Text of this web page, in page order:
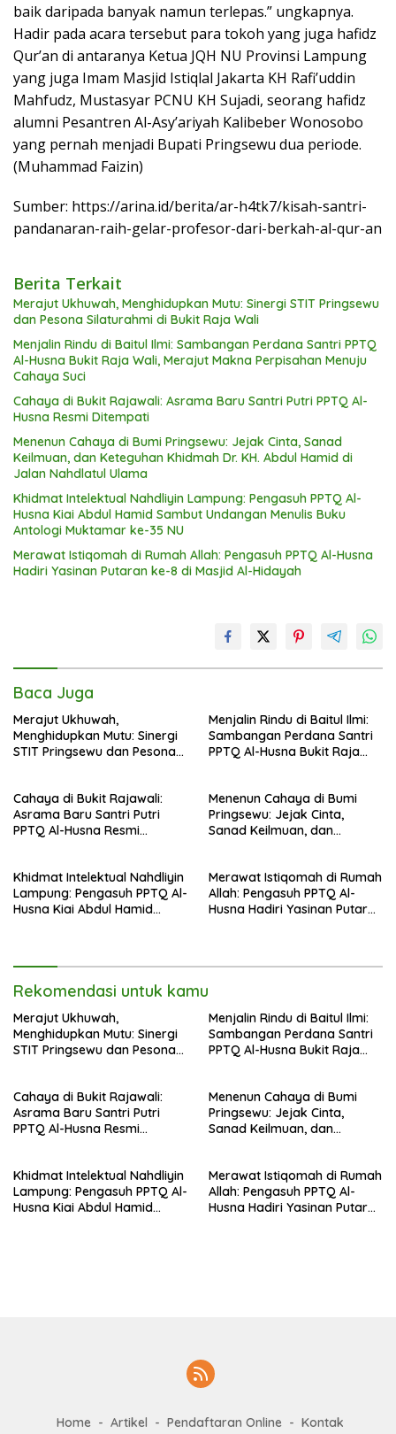
baik daripada banyak namun terlepas.” ungkapnya.
Hadir pada acara tersebut para tokoh yang juga hafidz
Qur’an di antaranya Ketua JQH NU Provinsi Lampung
yang juga Imam Masjid Istiqlal Jakarta KH Rafi’uddin
Mahfudz, Mustasyar PCNU KH Sujadi, seorang hafidz
alumni Pesantren Al-Asy’ariyah Kalibeber Wonosobo
yang pernah menjadi Bupati Pringsewu dua periode.
(Muhammad Faizin)
Sumber: https://arina.id/berita/ar-h4tk7/kisah-santri-
pandanaran-raih-gelar-profesor-dari-berkah-al-qur-an
Berita Terkait
Merajut Ukhuwah, Menghidupkan Mutu: Sinergi STIT Pringsewu
dan Pesona Silaturahmi di Bukit Raja Wali
Menjalin Rindu di Baitul Ilmi: Sambangan Perdana Santri PPTQ
Al-Husna Bukit Raja Wali, Merajut Makna Perpisahan Menuju
Cahaya Suci
Cahaya di Bukit Rajawali: Asrama Baru Santri Putri PPTQ Al-
Husna Resmi Ditempati
Menenun Cahaya di Bumi Pringsewu: Jejak Cinta, Sanad
Keilmuan, dan Keteguhan Khidmah Dr. KH. Abdul Hamid di
Jalan Nahdlatul Ulama
Khidmat Intelektual Nahdliyin Lampung: Pengasuh PPTQ Al-
Husna Kiai Abdul Hamid Sambut Undangan Menulis Buku
Antologi Muktamar ke-35 NU
Merawat Istiqomah di Rumah Allah: Pengasuh PPTQ Al-Husna
Hadiri Yasinan Putaran ke-8 di Masjid Al-Hidayah
Baca Juga
Merajut Ukhuwah,
Menghidupkan Mutu: Sinergi
STIT Pringsewu dan Pesona
Menjalin Rindu di Baitul Ilmi:
Sambangan Perdana Santri
PPTQ Al-Husna Bukit Raja
Suci
Cahaya di Bukit Rajawali:
Asrama Baru Santri Putri
PPTQ Al-Husna Resmi
Menenun Cahaya di Bumi
Pringsewu: Jejak Cinta,
Sanad Keilmuan, dan
Nahdlatul Ulama
Khidmat Intelektual Nahdliyin
Lampung: Pengasuh PPTQ Al-
Husna Kiai Abdul Hamid
Merawat Istiqomah di Rumah
Allah: Pengasuh PPTQ Al-
Husna Hadiri Yasinan Putaran
Rekomendasi untuk kamu
Merajut Ukhuwah,
Menghidupkan Mutu: Sinergi
STIT Pringsewu dan Pesona
Menjalin Rindu di Baitul Ilmi:
Sambangan Perdana Santri
PPTQ Al-Husna Bukit Raja
Suci
Cahaya di Bukit Rajawali:
Asrama Baru Santri Putri
PPTQ Al-Husna Resmi
Menenun Cahaya di Bumi
Pringsewu: Jejak Cinta,
Sanad Keilmuan, dan
Nahdlatul Ulama
Khidmat Intelektual Nahdliyin
Lampung: Pengasuh PPTQ Al-
Husna Kiai Abdul Hamid
Merawat Istiqomah di Rumah
Allah: Pengasuh PPTQ Al-
Husna Hadiri Yasinan Putaran
Home Artikel Pendaftaran Online Kontak